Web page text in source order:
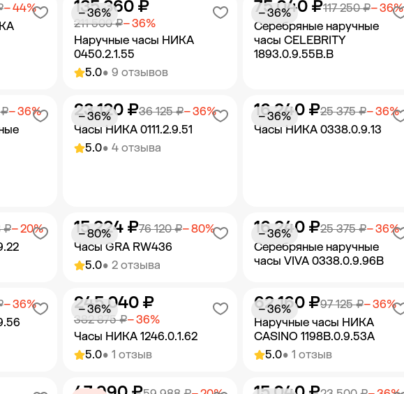
Добавить в корзину Добавить в корзину
− 44%
5.0• 9 отзывов
Наручные часы НИКА
0450.2.1.55
211 500 ₽− 36%
135 360 ₽
− 36%
Добавить в корзину
Серебряные наручные
часы CELEBRITY
1893.0.9.55B.B
117 250 ₽− 36%
75 040 ₽
− 36%
Добавить в корзину
− 36%
5.0• 4 отзыва
Часы НИКА 0111.2.9.51
36 125 ₽− 36%
23 120 ₽
− 36%
Добавить в корзину
Часы НИКА 0338.0.9.13
25 375 ₽− 36%
16 240 ₽
− 36%
Добавить в корзину
₽− 20%
5.0• 2 отзыва
Часы GRA RW436
76 120 ₽− 80%
15 224 ₽
− 80%
Добавить в корзину
Серебряные наручные
часы VIVA 0338.0.9.96B
25 375 ₽− 36%
16 240 ₽
− 36%
Добавить в корзину
− 36%
5.0• 1 отзыв
Часы НИКА 1246.0.1.62
382 875 ₽− 36%
245 040 ₽
− 36%
5.0• 1 отзыв
Наручные часы НИКА
CASINO 1198B.0.9.53A
97 125 ₽− 36%
62 160 ₽
− 36%